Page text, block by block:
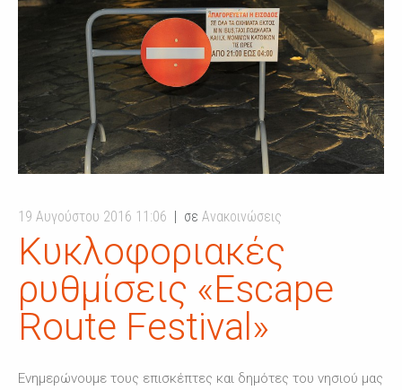
19 Αυγούστου 2016 11:06 σε Ανακοινώσεις
Κυκλοφοριακές
ρυθμίσεις «Escape
Route Festival»
Ενημερώνουμε τους επισκέπτες και δημότες του νησιού μας